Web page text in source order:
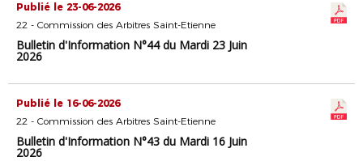
Publié le 23-06-2026
22 - Commission des Arbitres Saint-Etienne
Bulletin d'Information N°44 du Mardi 23 Juin
2026
Publié le 16-06-2026
22 - Commission des Arbitres Saint-Etienne
Bulletin d'Information N°43 du Mardi 16 Juin
2026